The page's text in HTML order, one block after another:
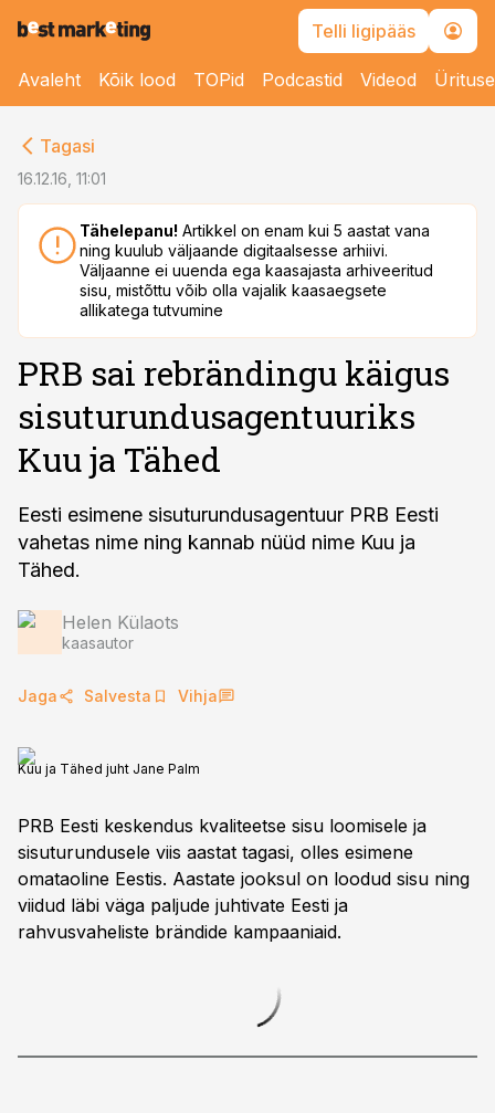
Telli ligipääs
Avaleht Kõik lood TOPid Podcastid Videod
Tagasi
16.12.16, 11:01
Tähelepanu! Artikkel on enam kui 5 aastat vana
ning kuulub väljaande digitaalsesse arhiivi.
Väljaanne ei uuenda ega kaasajasta arhiveeritud
sisu, mistõttu võib olla vajalik kaasaegsete
allikatega tutvumine
PRB sai rebrändingu käigus
sisuturundusagentuuriks
Kuu ja Tähed
Eesti esimene sisuturundusagentuur PRB Eesti
vahetas nime ning kannab nüüd nime Kuu ja
Helen Külaots
kaasautor
Jaga Salvesta Vihja
Kuu ja Tähed juht Jane Palm
PRB Eesti keskendus kvaliteetse sisu loomisele ja
sisuturundusele viis aastat tagasi, olles esimene
omataoline Eestis. Aastate jooksul on loodud sisu ning
viidud läbi väga paljude juhtivate Eesti ja
rahvusvaheliste brändide kampaaniaid.